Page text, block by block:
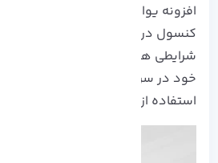
افزونه یواست، کاربران قادر به
کنسول در پیشخوان وردپرس
شرایطی هستید که نیاز است به صورت
خود در سرچ کنسول باخبر شوید،
استفاده از رنک مث خواهد بود.